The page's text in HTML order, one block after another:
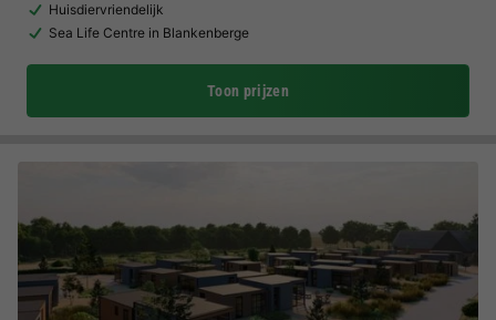
Huisdiervriendelijk
Sea Life Centre in Blankenberge
Toon prijzen